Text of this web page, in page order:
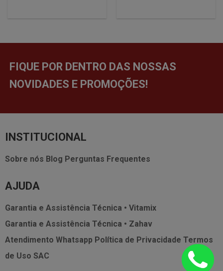
FIQUE POR DENTRO DAS NOSSAS
NOVIDADES E PROMOÇÕES!
INSTITUCIONAL
Sobre nós Blog Perguntas Frequentes
AJUDA
Garantia e Assistência Técnica • Vitamix
Garantia e Assistência Técnica • Zahav
Atendimento Whatsapp Política de Privacidade Termos
de Uso SAC